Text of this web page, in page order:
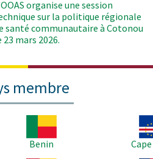
organise une session
sur la politique régionale
santé communautaire à Cotonou
23 mars 2026.
membre
Benin